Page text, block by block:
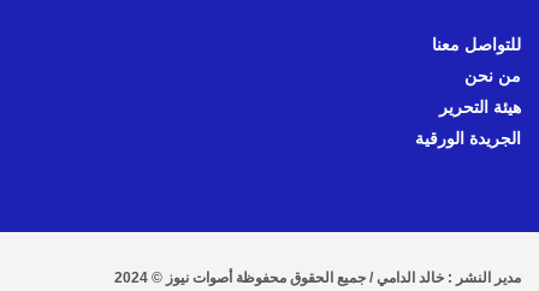
للتواصل معنا
من نحن
هيئة التحرير
الجريدة الورقية
مدير النشر : خالد الدامي / جميع الحقوق محفوظة أصوات نيوز © 2024